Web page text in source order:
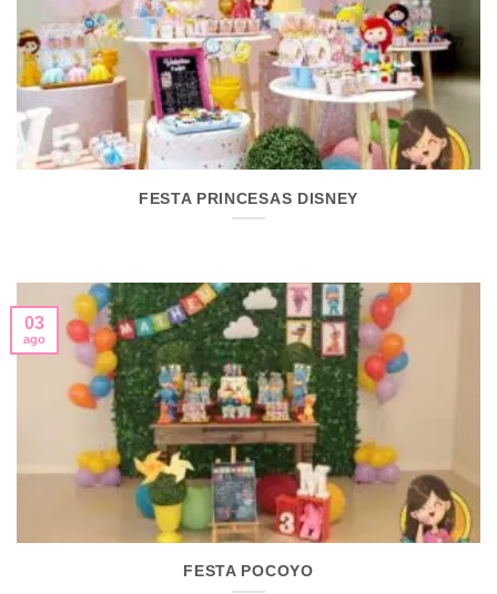
FESTA PRINCESAS DISNEY
FESTA POCOYO
03
ago